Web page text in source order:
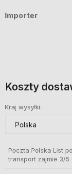
Importer
Koszty
Kraj wysyłki:
Poczta Polska List
transport zajmie 3/5